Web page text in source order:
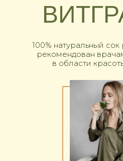
100% натуральный
рекомендован
в области